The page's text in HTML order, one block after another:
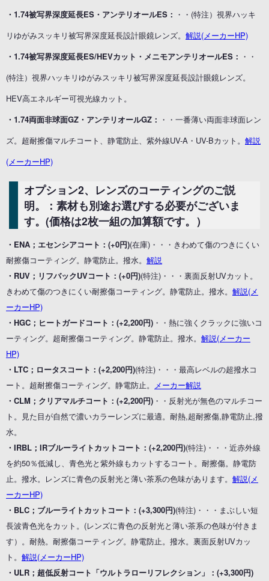
・1.74被写界深度延長ES・アンテリオールES： ・・(特注）視界ハッキ
リゆがみスッキリ被写界深度延長設計眼鏡レンズ。 解説(メーカーHP)
・1.74被写界深度延長ES/HEVカット・メニモアンテリオールES： ・・
(特注）視界ハッキリゆがみスッキリ被写界深度延長設計眼鏡レンズ。
HEV高エネルギー可視光線カット。
・1.74両面非球面GZ・アンテリオールGZ： ・・一番薄い両面非球面レン
ズ。超耐擦傷マルチコート、静電防止、紫外線UV-A・UV-Bカット。 解説
(メーカーHP)
オプション2、レンズのコーティングのご説
明。：素材も別途お選びする必要がございま
す。(価格は2枚一組の加算額です。）
・ENA；エセンシアコート：(+0円)(在庫)・・・きわめて傷のつきにくい
耐擦傷コーティング。静電防止。撥水。 解説
・RUV；リフバックUVコート：(+0円)(特注)・・・裏面反射UVカット。
きわめて傷のつきにくい耐擦傷コーティング。静電防止。撥水。 解説(メ
ーカーHP)
・HGC；ヒートガードコート：(+2,200円) ・・熱に強くクラックに強いコ
ーティング。超耐擦傷コーティング。静電防止。撥水。 解説(メーカー
HP)
・LTC；ロータスコート：(+2,200円)(特注)・・・最高レベルの超撥水コ
ート。超耐擦傷コーティング。静電防止。 メーカー解説
・CLM；クリアマルチコート：(+2,200円) ・・反射光が無色のマルチコー
ト。見た目が自然で濃いカラーレンズに最適。耐熱,超耐擦傷,静電防止,撥
水。
・IRBL；IRブルーライトカットコート：(+2,200円)(特注)・・・近赤外線
を約50％低減し、青色光と紫外線もカットするコート。耐擦傷。静電防
止。撥水。レンズに青色の反射光と薄い茶系の色味があります。 解説(メ
ーカーHP)
・BLC；ブルーライトカットコート：(+3,300円)(特注)・・・まぶしい短
長波青色光をカット。(レンズに青色の反射光と薄い茶系の色味が付きま
す）。耐熱。耐擦傷コーティング。静電防止。撥水。裏面反射UVカッ
ト。 解説(メーカーHP)
・ULR；超低反射コート「ウルトラローリフレクション」：(+3,300円)